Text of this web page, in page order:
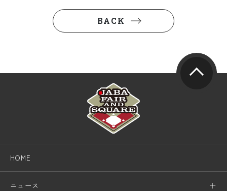
BACK
HOME
ニュース